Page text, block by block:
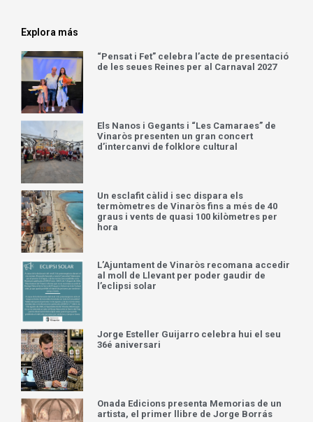
Explora más
“Pensat i Fet” celebra l’acte de presentació
de les seues Reines per al Carnaval 2027
Els Nanos i Gegants i “Les Camaraes” de
Vinaròs presenten un gran concert
d’intercanvi de folklore cultural
Un esclafit càlid i sec dispara els
termòmetres de Vinaròs fins a més de 40
graus i vents de quasi 100 kilòmetres per
hora
L’Ajuntament de Vinaròs recomana accedir
al moll de Llevant per poder gaudir de
l’eclipsi solar
Jorge Esteller Guijarro celebra hui el seu
36é aniversari
Onada Edicions presenta Memorias de un
artista, el primer llibre de Jorge Borrás